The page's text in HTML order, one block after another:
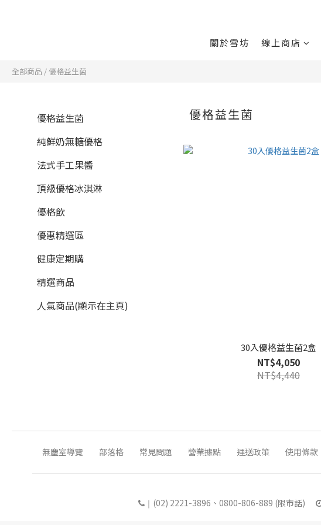
關於雪坊 線上商店
全部商品 /優格益生菌
優格益生菌
純鮮奶無糖優格
法式手工果醬
頂級優格冰淇淋
優格飲
優惠精選區
健康定期購
精選商品
人氣商品(顯示在主頁)
優格益生菌
30入優格益生菌2盒
NT$4,050
NT$4,440
無塵室導覽 部落格 常見問題 營業據點 運送政策 使用條款
｜ (02) 2221-3896、0800-806-889 (限市話)